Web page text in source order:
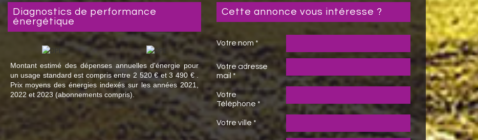
diagnostics de performance
énergétique
Montant estimé des dépenses annuelles d'énergie pour
un usage standard est compris entre 2 520 € et 3 490 € .
Prix moyens des énergies indexés sur les années 2021,
2022 et 2023 (abonnements compris).
cette annonce vous intéresse ?
Votre nom *
Votre adresse
mail *
Votre
Téléphone *
Votre ville *